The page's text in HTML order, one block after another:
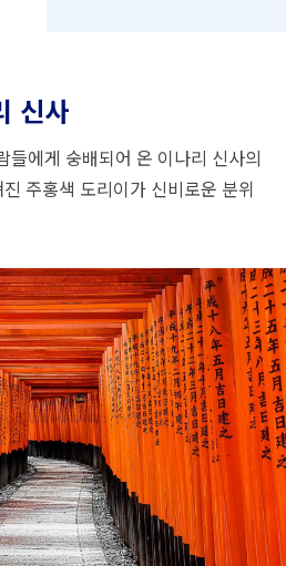
신사
들에게 숭배되어 온 이나리 신사의
주홍색 도리이가 신비로운 분위